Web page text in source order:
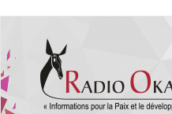
contenu
principal